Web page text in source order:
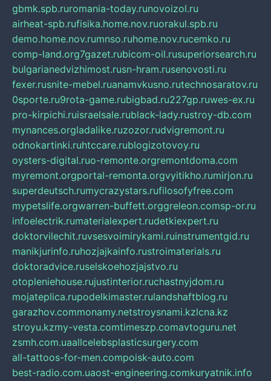
gbmk.spb.ruromania-today.runovoizol.ru
airheat-spb.rufisika.home.nov.ruorakul.spb.ru
demo.home.nov.rumnso.ruhome.nov.rucemko.ru
comp-land.org7gazet.rubicom-oil.rusuperiorsearch.ru
bulgarianedvizhimost.rusn-hram.rusenovosti.ru
fexer.rusnite-mebel.ruanamvkusno.rutechnosaratov.ru
0sporte.ru9rota-game.rubigbad.ru227gp.ruwes-ex.ru
pro-kirpichi.ruisraelsale.rublack-lady.rustroy-db.com
mynances.orgladalike.ruzozor.rudvigremont.ru
odnokartinki.ruhtccare.rublogizotovoy.ru
oysters-digital.ruo-remonte.orgremontdoma.com
myremont.orgportal-remonta.orgvyitikho.rumirjon.ru
superdeutsch.rumycrazystars.rufilosofyfree.com
mypetslife.orgwarren-buffett.orggreleon.comsp-or.ru
infoelectrik.rumaterialexpert.rudetkiexpert.ru
doktorvilechit.ruvsesvoimirykami.ruinstrumentgid.ru
manikjurinfo.ruhozjajkainfo.rustroimaterials.ru
doktoradvice.ruselskoehozjajstvo.ru
otopleniehouse.rujustinterior.ruchastnyjdom.ru
mojateplica.rupodelkimaster.rulandshaftblog.ru
garazhov.commonamy.netstroysnami.kzlcna.kz
stroyu.kzmy-vesta.comtimeszp.comavtoguru.net
zsmh.com.uaallcelebsplasticsurgery.com
all-tattoos-for-men.compoisk-auto.com
best-radio.com.uaost-engineering.comkuryatnik.info